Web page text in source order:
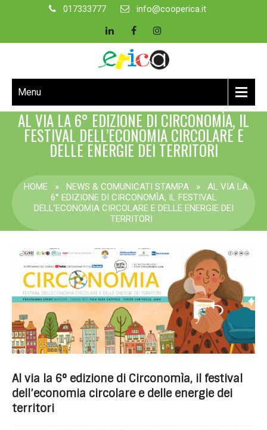
017333777 info@cooperica.it
Menu
AL VIA LA 6° EDIZIONE DI CIRCONOMÌA, IL
FESTIVAL DELL’ECONOMIA CIRCOLARE E
DELLE ENERGIE DEI TERRITORI
HOME » NEWS & COMUNICATI STAMPA »
AL VIA LA
6° EDIZIONE DI CIRCONOMÌA, IL FESTIVAL
DELL’ECONOMIA CIRCOLARE E DELLE ENERGIE DEI
TERRITORI
Al via la 6° edizione di Circonomìa, il festival
dell’economia circolare e delle energie dei
territori